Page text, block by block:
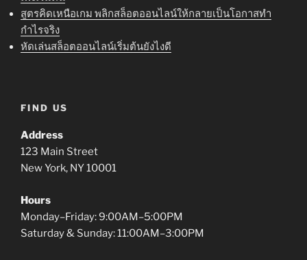
สูตรคิดเหนือเกม พลิกสล็อตออนไลน์ให้กลายเป็นโอกาสทำ
กำไรจริง
หัดเล่นสล็อตออนไลน์เริ่มต้นยังไงดี
FIND US
Address
123 Main Street
New York, NY 10001
Hours
Monday–Friday: 9:00AM–5:00PM
Saturday & Sunday: 11:00AM–3:00PM